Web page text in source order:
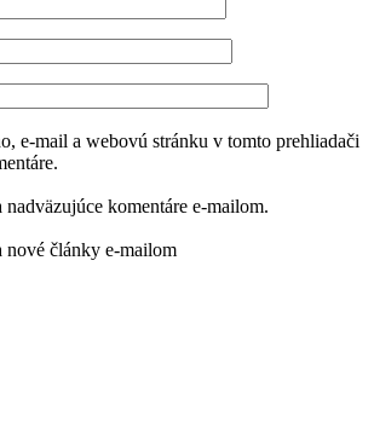
e-mail a webovú stránku v tomto prehliadači
komentáre e-mailom.
články e-mailom